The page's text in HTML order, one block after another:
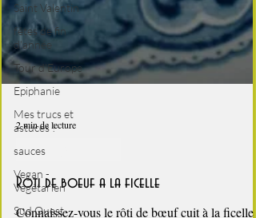
Saint Valentin
fêtes de fin
d'année
Tour d'Europe
Epiphanie
Mes trucs et
astuces !
sauces
Vegan -
Végétarien
Sud Ouest